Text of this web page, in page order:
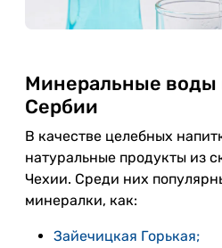
Минеральные воды
Сербии
В качестве целебных
натуральные продукты из
Чехии. Среди них
минералки, как:
Зайечицкая Горькая;